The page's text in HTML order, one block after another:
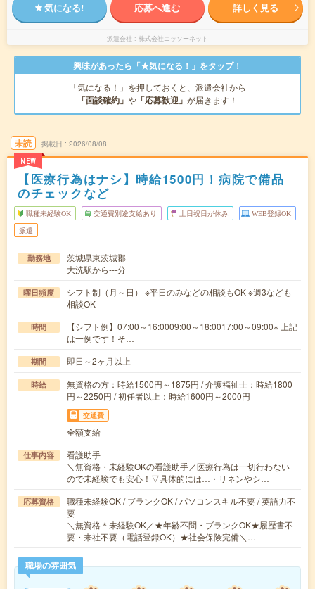
気になる! 応募へ進む 詳しく見る
派遣会社 株式会社ニッソーネット
興味があったら「★気になる！」をタップ！
「気になる！」を押しておくと、派遣会社から
「面談確約」 や 「応募歓迎」 が届きます！
未読
NEW
掲載日 2026/08/08
【医療行為はナシ】時給1500円！病院で備品
のチェックなど
職種未経験OK 交通費別途支給あり 土日祝日が休み WEB登録OK
派遣
勤務地
茨城県東茨城郡
大洗駅から---分
曜日頻度
シフト制（月～日） ※平日のみなどの相談もOK ※週3なども
相談OK
時間
【シフト例】07:00～16:0009:00～18:0017:00～09:00※ 上記
は一例です！そ…
期間 即日～2ヶ月以上
時給
無資格の方：時給1500円～1875円 / 介護福祉士：時給1800
円～2250円 / 初任者以上：時給1600円～2000円
交通費
全額支給
仕事内容
看護助手
＼無資格・未経験OKの看護助手／医療行為は一切行わない
ので未経験でも安心！▽具体的には…・リネンやシ…
応募資格
職種未経験OK / ブランクOK / パソコンスキル不要 / 英語力不
要
＼無資格＊未経験OK／★年齢不問・ブランクOK★履歴書不
要・来社不要（電話登録OK）★社会保険完備＼…
職場の雰囲気